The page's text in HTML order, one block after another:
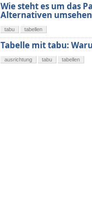
Wie steht es um das
Alternativen
tabu tabellen
Tabelle mit tabu:
ausrichtung tabu tabellen